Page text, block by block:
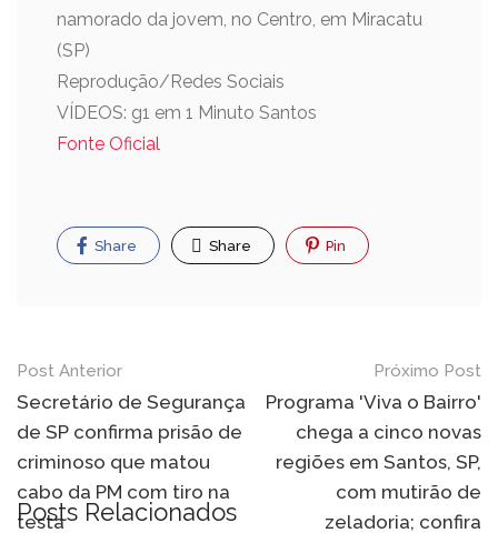
namorado da jovem, no Centro, em Miracatu
(SP)
Reprodução/Redes Sociais
VÍDEOS: g1 em 1 Minuto Santos
Fonte Oficial
Share Share Pin
Post Anterior
Secretário de Segurança
de SP confirma prisão de
criminoso que matou
cabo da PM com tiro na
testa
Próximo Post
Programa 'Viva o Bairro'
chega a cinco novas
regiões em Santos, SP,
com mutirão de
zeladoria; confira
Posts Relacionados